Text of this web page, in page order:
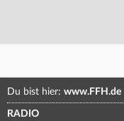
Du bist hier: www.FFH.de
RADIO